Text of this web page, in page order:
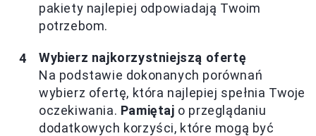
pakiety najlepiej odpowiadają Twoim
potrzebom.
Wybierz najkorzystniejszą ofertę
Na podstawie dokonanych porównań
wybierz ofertę, która najlepiej spełnia Twoje
oczekiwania. Pamiętaj o przeglądaniu
dodatkowych korzyści, które mogą być